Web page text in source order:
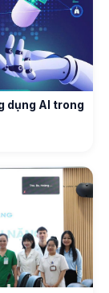
dụng AI trong